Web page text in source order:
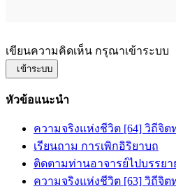
เขียนความคิดเห็น กรุณาเข้าระบบ
เข้าระบบ
หัวข้อแนะนำ
ความจริงแห่งชีวิต [64] วิถีจิ
เรียนถาม การเพิกอิริยาบถ
ติดตามท่านอาจารย์ไปบรรย
ความจริงแห่งชีวิต [63] วิถีจิ